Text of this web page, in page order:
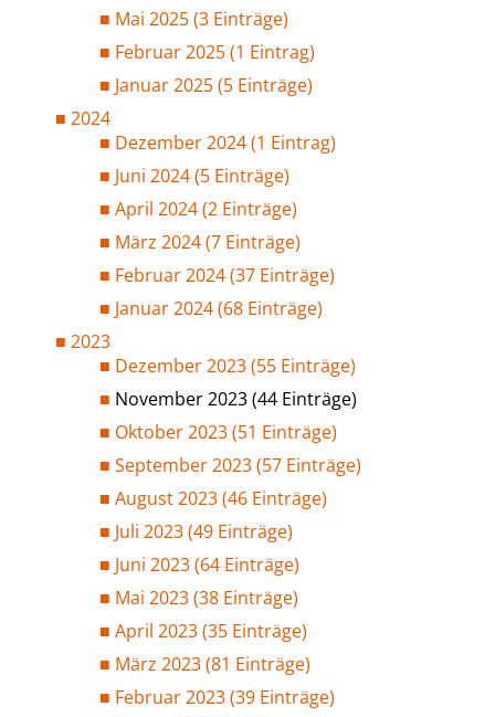
Mai 2025 (3 Einträge)
Februar 2025 (1 Eintrag)
Januar 2025 (5 Einträge)
2024
Dezember 2024 (1 Eintrag)
Juni 2024 (5 Einträge)
April 2024 (2 Einträge)
März 2024 (7 Einträge)
Februar 2024 (37 Einträge)
Januar 2024 (68 Einträge)
2023
Dezember 2023 (55 Einträge)
November 2023 (44 Einträge)
Oktober 2023 (51 Einträge)
September 2023 (57 Einträge)
August 2023 (46 Einträge)
Juli 2023 (49 Einträge)
Juni 2023 (64 Einträge)
Mai 2023 (38 Einträge)
April 2023 (35 Einträge)
März 2023 (81 Einträge)
Februar 2023 (39 Einträge)